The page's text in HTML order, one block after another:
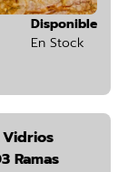
Disponible
En Stock
Ramas